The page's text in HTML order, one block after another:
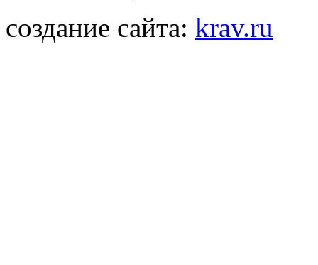
создание сайта: krav.ru